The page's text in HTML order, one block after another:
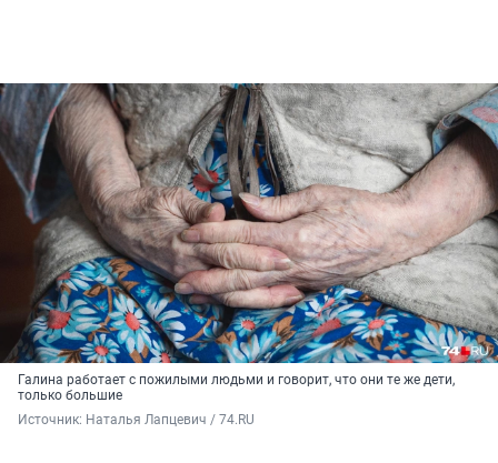
Галина работает с пожилыми людьми и говорит, что они те же дети,
только большие
Источник: Наталья Лапцевич / 74.RU